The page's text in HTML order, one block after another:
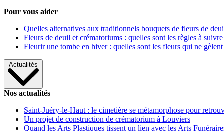
Pour vous aider
Quelles alternatives aux traditionnels bouquets de fleurs de
Fleurs de deuil et crématoriums : quelles sont les règles à
Fleurir une tombe en hiver : quelles sont les fleurs qui ne gèlent
Actualités
Nos actualités
Saint-Juéry-le-Haut : le cimetière se métamorphose pour
Un projet de construction de crématorium à Louviers
Quand les Arts Plastiques tissent un lien avec les Arts